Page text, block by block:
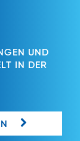
UND
IN DER